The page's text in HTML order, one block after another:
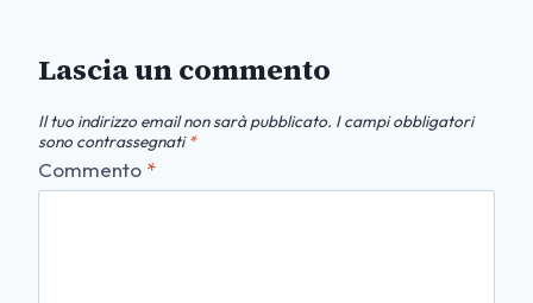
Lascia un commento
Il tuo indirizzo email non sarà pubblicato. I campi obbligatori
sono contrassegnati*
Commento *